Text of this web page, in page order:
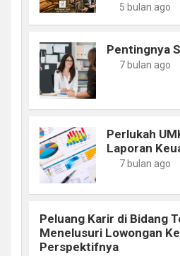
5 bulan ago
Pentingnya
7 bulan ago
Perlukah
Laporan
7 bulan ago
Peluang Karir di Bidang
Menelusuri Lowongan
Perspektifnya